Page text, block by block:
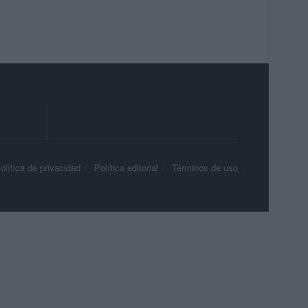
de privacidad Política editorial Términos de uso